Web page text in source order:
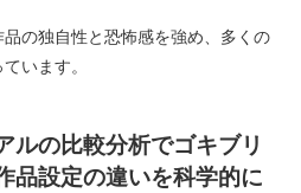
の独自性と恐怖感を強め、多くの
います。
ルの比較分析でゴキブリ
品設定の違いを科学的に